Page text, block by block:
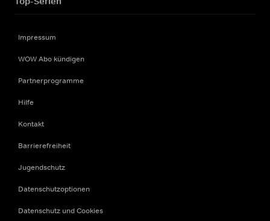
Impressum
WOW Abo kündigen
Partnerprogramme
Hilfe
Kontakt
Barrierefreiheit
Jugendschutz
Datenschutzoptionen
Datenschutz und Cookies